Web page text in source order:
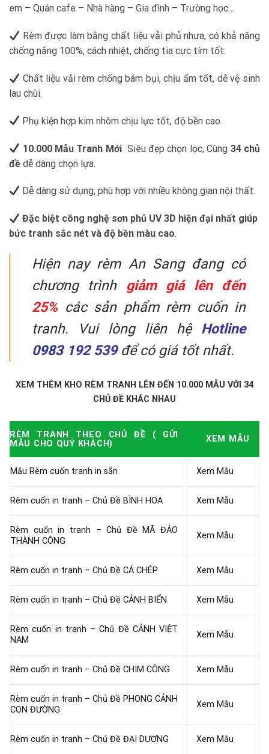
em – Quán cafe – Nhà hàng – Gia đình – Trường học…
Rèm được làm bằng chất liệu vải phủ nhựa, có khả năng
chống nắng 100%, cách nhiệt, chống tia cực tím tốt.
Chất liệu vải rèm chống bám bụi, chịu ẩm tốt, dễ vệ sinh
lau chùi.
Phụ kiện hợp kim nhôm chịu lực tốt, độ bền cao.
10.000 Mẫu Tranh MớiSiêu đẹp chọn lọc, Cùng 34 chủ
đề dễ dàng chọn lựa.
️ Dễ dàng sử dụng, phù hợp với nhiều không gian nội thất.
️Đặc biệt công nghệ sơn phủ UV 3D hiện đại nhất giúp
bức tranh sắc nét và độ bền màu cao.
Hiện nay rèm An Sang đang có
chương trình giảm giá lên đến
25% các sản phẩm rèm cuốn in
tranh. Vui lòng liên hệ Hotline
0983 192 539để có giá tốt nhất.
XEM THÊM KHO RÈM TRANH LÊN ĐẾN 10.000 MẪU VỚI 34
CHỦ ĐỀ KHÁC NHAU
RÈM TRANH THEO CHỦ ĐỀ ( GỬI
MẪU CHO QUÝ KHÁCH)
XEM MẪU
Mẫu Rèm cuốn tranh in sẵn Xem Mẫu
Rèm cuốn in tranh – Chủ Đề BÌNH HOA Xem Mẫu
Rèm cuốn in tranh – Chủ Đề MÃ ĐÁO
THÀNH CÔNG
Xem Mẫu
Rèm cuốn in tranh – Chủ Đề CÁ CHÉP Xem Mẫu
Rèm cuốn in tranh – Chủ Đề CẢNH BIỂN Xem Mẫu
Rèm cuốn in tranh – Chủ Đề CẢNH VIỆT
NAM
Xem Mẫu
Rèm cuốn in tranh – Chủ Đề CHIM CÔNG Xem Mẫu
Rèm cuốn in tranh – Chủ Đề PHONG CẢNH
CON ĐƯỜNG
Xem Mẫu
Rèm cuốn in tranh – Chủ Đề ĐẠI DƯƠNG Xem Mẫu